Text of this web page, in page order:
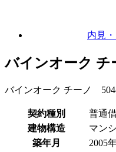
内見
バインオーク チ
バインオーク チーノ
契約種別
普通
建物構造
マン
築年月
2005